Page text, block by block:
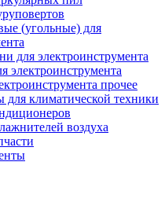
(угольные) для
для электроинструмента
электроинструмента
прочее
для климатической техники
воздуха